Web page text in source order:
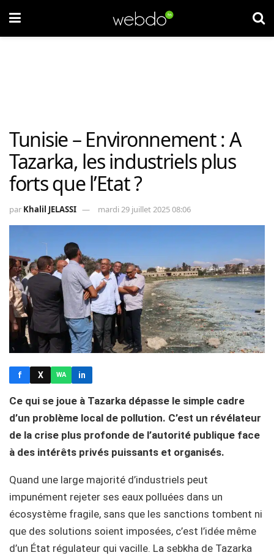
Tunisie – Environnement : A
Tazarka, les industriels plus
forts que l’Etat ?
par Khalil JELASSI mardi 29 juillet 2025 08:06
f X WA in
Ce qui se joue à Tazarka dépasse le simple cadre
d’un problème local de pollution. C’est un révélateur
de la crise plus profonde de l’autorité publique face
à des intérêts privés puissants et organisés.
Quand une large majorité d’industriels peut
impunément rejeter ses eaux polluées dans un
écosystème fragile, sans que les sanctions tombent ni
que des solutions soient imposées, c’est l’idée même
d’un État régulateur qui vacille. La sebkha de Tazarka